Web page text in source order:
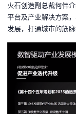
火石创造副总裁何伟
平台及产业解决方案
发展，打通城市的筋脉